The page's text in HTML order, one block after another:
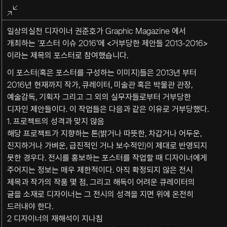
전체화면
종료
일상의실천 디자이너 권준호가 Graphic Magazine 에서
개최하는 ‘포스터 이슈 2016’에 <거부당한 제안들 2013-2016>
이라는 제목의 포스터로 참여했습니다.
이 포스터(혹은 포스터를 구성하는 이미지)들은 2013년 부터
2016년 현재까지 작가, 큐레이터, 미술관 혹은 박물관 관장,
예술감독, 기획자 그리고 그 외의 실무자들로부터 거부당한
디자인 제안들이다. 이 작업들은 다음과 같은 이유로 거부당했다.
1. 프로젝트의 성격과 맞지 않음
해당 프로젝트가 지향하는 톤(밝거나 따뜻한, 차갑거나 어두운,
진지하거나 가벼운, 급진적인 거나 보수적인)이 제대로 반영되지
못한 경우다. 전시를 홍보하는 포스터를 작업할 때 디자이너에게
주어지는 정보는 매우 제한적이다. 아직 확정되지 않은 전시
제목과 작가의 작품 몇 점, 그리고 해독이 어려운 큐레이터의
글을 소재로 디자이너는 그 전시의 성격을 지면 위에 온전히
드러내야 한다.
2 디자이너의 재해석이 지나침